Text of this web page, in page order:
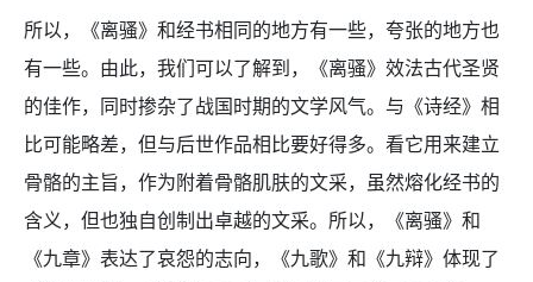
所以，《离骚》和经书相同的地方有一些，夸张的地方也
有一些。由此，我们可以了解到，《离骚》效法古代圣贤
的佳作，同时掺杂了战国时期的文学风气。与《诗经》相
比可能略差，但与后世作品相比要好得多。看它用来建立
骨骼的主旨，作为附着骨骼肌肤的文采，虽然熔化经书的
含义，但也独自创制出卓越的文采。所以，《离骚》和
《九章》表达了哀怨的志向，《九歌》和《九辩》体现了